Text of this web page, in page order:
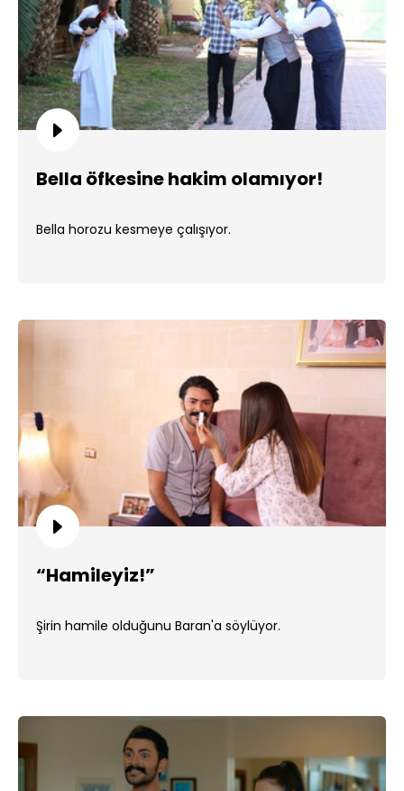
Bella öfkesine hakim olamıyor!
Bella horozu kesmeye çalışıyor.
“Hamileyiz!”
Şirin hamile olduğunu Baran'a söylüyor.